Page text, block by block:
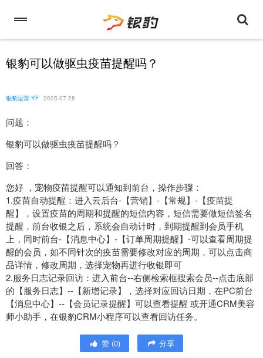
银豹可以做驱虫疫苗提醒吗？
银豹运营-YF 2025-07-28
问题：
银豹可以做驱虫疫苗提醒吗？
回答：
您好 ，宠物疫苗提醒可以通知到前台，操作步骤：
1.疫苗自动提醒：进入云后台-【营销】-【常规】-【疫苗提
醒】，设置疫苗的周期和提醒的短信内容，短信需要做短信签名
提醒，前台收银之后，系统会自动计时，到期提醒到会员手机
上，同时前台-【消息中心】-【订单周期提醒】-可以查看周期提
醒的会员，如不同针次的疫苗需要修改对应的周期，可以点击商
品详情，修改周期，选择宠物再进行收银即可
2.服务日志记录回访：进入前台--右侧检索框搜索会员--点击底部
的【服务日志】--【新增记录】，选择对应回访日期，在PC前台
【消息中心】--【会员记录提醒】可以查看提醒 或开通CRM美容
师小助手，在银豹CRM小程序可以查看回访任务。
赞 (0) 分享